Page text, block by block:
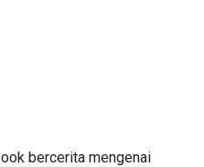
bercerita mengenai